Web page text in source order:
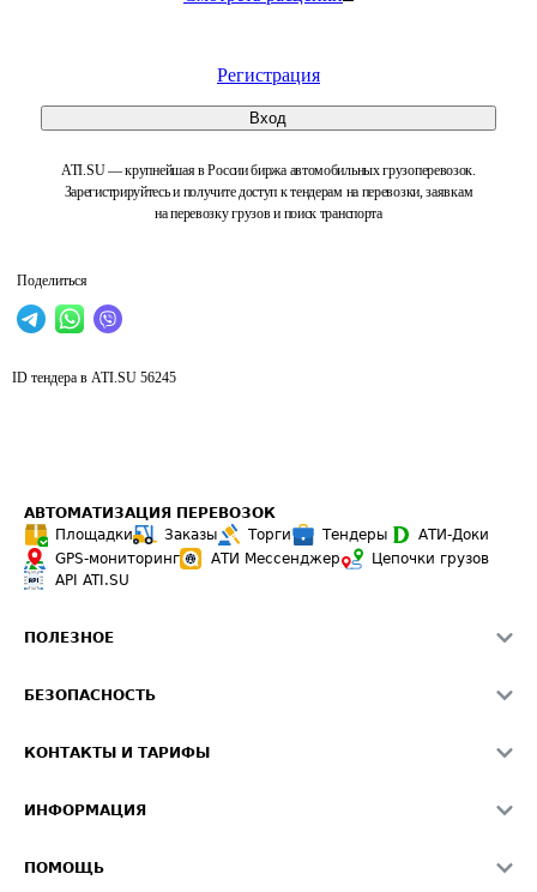
Регистрация
Вход
ATI.SU — крупнейшая в России биржа автомобильных грузоперевозок.
Зарегистрируйтесь и получите доступ к тендерам на перевозки, заявкам
на перевозку грузов и поиск транспорта
Поделиться
ID тендера в ATI.SU 56245
АВТОМАТИЗАЦИЯ ПЕРЕВОЗОК
Площадки
Заказы Торги Тендеры
АТИ-Доки
GPS-мониторинг
АТИ Мессенджер
Цепочки грузов
API ATI.SU
ПОЛЕЗНОЕ
Звезды ATI.SU на вашем сайте
Средние ставки
БЕЗОПАСНОСТЬ
Светофор+
О формировании Паспорта
КОНТАКТЫ И ТАРИФЫ
Реклама на сайте
ИНФОРМАЦИЯ
ПОМОЩЬ